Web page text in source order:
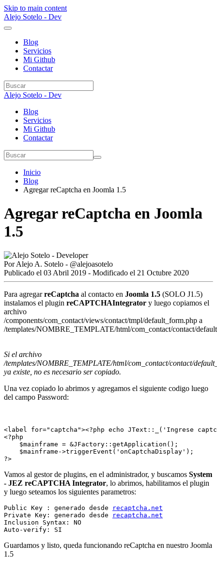
Skip to main content
Alejo Sotelo - Dev
Blog
Servicios
Mi Github
Contactar
Alejo Sotelo - Dev
Blog
Servicios
Mi Github
Contactar
Inicio
Blog
Agregar reCaptcha en Joomla 1.5
Agregar reCaptcha en Joomla
1.5
PorAlejo A. Sotelo - @alejoasotelo
Publicado el 03 Abril 2019 - Modificado el 21 Octubre 2020
Para agregarreCaptcha al contacto en Joomla 1.5 (SOLO J1.5)
instalamos el plugin reCAPTCHAIntegrator y luego copiamos el
archivo
/components/com_contact/views/contact/tmpl/default_form.php a
/templates/NOMBRE_TEMPLATE/html/com_contact/contact/
Si el archivo
/templates/NOMBRE_TEMPLATE/html/com_contact/contact/
ya existe, no es necesario ser copiado.
Una vez copiado lo abrimos y agregamos el siguiente codigo luego
del campo Password:
<label for="captcha"><?php echo JText::_('Ingrese
<?php
    $mainframe = &JFactory::getApplication();
    $mainframe->triggerEvent('onCaptchaDisplay');
?>
Vamos al gestor de plugins, en el administrador, y buscamos System
- JEZ reCAPTCHA Integrator, lo abrimos, habilitamos el plugin
y luego seteamos los siguientes parametros:
Public Key : generado desde
recaptcha.net
Private Key: generado desde
recaptcha.net
Inclusion Syntax: NO
Guardamos y listo, queda funcionando reCaptcha en nuestro Joomla
1.5